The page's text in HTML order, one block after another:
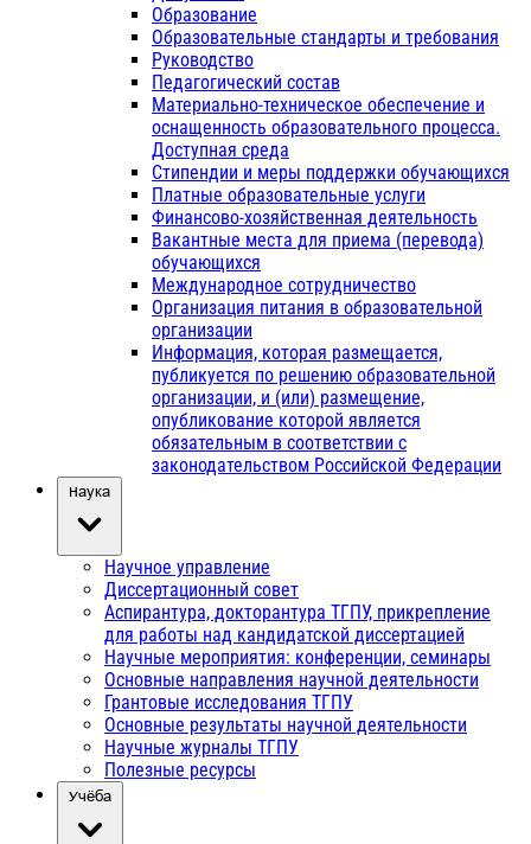
Образование
Образовательные стандарты и требования
Руководство
Педагогический состав
Материально-техническое обеспечение и
оснащенность образовательного процесса.
Доступная среда
Стипендии и меры поддержки обучающихся
Платные образовательные услуги
Финансово-хозяйственная деятельность
Вакантные места для приема (перевода)
обучающихся
Международное сотрудничество
Организация питания в образовательной
организации
Информация, которая размещается,
публикуется по решению образовательной
организации, и (или) размещение,
опубликование которой является
обязательным в соответствии с
законодательством Российской Федерации
Наука
Научное управление
Диссертационный совет
Аспирантура, докторантура ТГПУ, прикрепление
для работы над кандидатской диссертацией
Научные мероприятия: конференции, семинары
Основные направления научной деятельности
Грантовые исследования ТГПУ
Основные результаты научной деятельности
Научные журналы ТГПУ
Полезные ресурсы
Учёба